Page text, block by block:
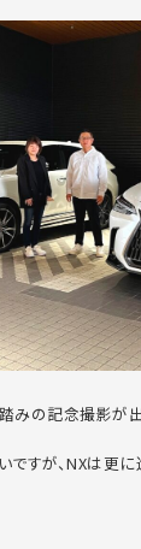
みの記念撮影が出
ですが、NXは更に